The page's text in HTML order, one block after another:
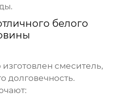
белого
смеситель,
долговечность.